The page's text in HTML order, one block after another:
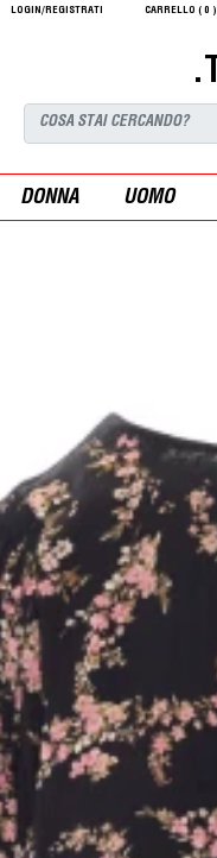
LOGIN/REGISTRATI CARRELLO ( 0 )
DONNA UOMO